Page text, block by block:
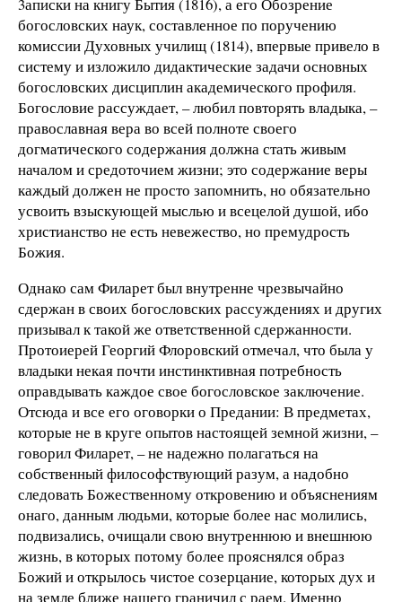
3аписки на книгу Бытия (1816), а его Обозрение
богословских наук, составленное по поручению
комиссии Духовных училищ (1814), впервые привело в
систему и изложило дидактические задачи основных
богословских дисциплин академического профиля.
Богословие рассуждает, – любил повторять владыка, –
православная вера во всей полноте своего
догматического содержания должна стать живым
началом и средоточием жизни; это содержание веры
каждый должен не просто запомнить, но обязательно
усвоить взыскующей мыслью и всецелой душой, ибо
христианство не есть невежество, но премудрость
Божия.
Однако сам Филарет был внутренне чрезвычайно
сдержан в своих богословских рассуждениях и других
призывал к такой же ответственной сдержанности.
Протоиерей Георгий Флоровский отмечал, что была у
владыки некая почти инстинктивная потребность
оправдывать каждое свое богословское заключение.
Отсюда и все его оговорки о Предании: В предметах,
которые не в круге опытов настоящей земной жизни, –
говорил Филарет, – не надежно полагаться на
собственный философствующий разум, а надобно
следовать Божественному откровению и объяснениям
онаго, данным людьми, которые более нас молились,
подвизались, очищали свою внутреннюю и внешнюю
жизнь, в которых потому более прояснялся образ
Божий и открылось чистое созерцание, которых дух и
на земле ближе нашего граничил с раем. Именно